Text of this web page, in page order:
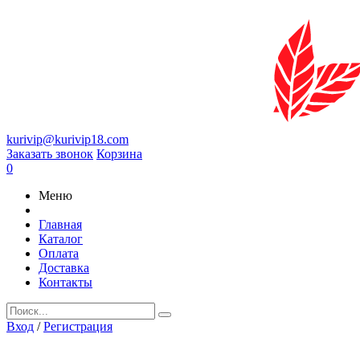
kurivip@kurivip18.com
Заказать звонок Корзина
0
Меню
Главная
Каталог
Оплата
Доставка
Контакты
Вход /Регистрация